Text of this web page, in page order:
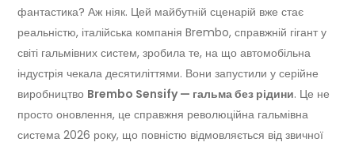
фантастика? Аж ніяк. Цей майбутній сценарій вже стає
реальністю, італійська компанія Brembo, справжній гігант у
світі гальмівних систем, зробила те, на що автомобільна
індустрія чекала десятиліттями. Вони запустили у серійне
виробництво Brembo Sensify — гальма без рідини. Це не
просто оновлення, це справжня революційна гальмівна
система 2026 року, що повністю відмовляється від звичної